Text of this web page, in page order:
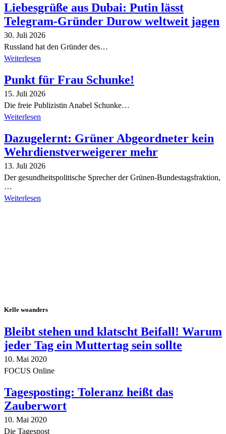
Liebesgrüße aus Dubai: Putin lässt
Telegram-Gründer Durow weltweit jagen
30. Juli 2026
Russland hat den Gründer des…
Weiterlesen
Punkt für Frau Schunke!
15. Juli 2026
Die freie Publizistin Anabel Schunke…
Weiterlesen
Dazugelernt: Grüner Abgeordneter kein
Wehrdienstverweigerer mehr
13. Juli 2026
Der gesundheitspolitische Sprecher der Grünen-Bundestagsfraktion,
…
Weiterlesen
Kelle woanders
Bleibt stehen und klatscht Beifall! Warum
jeder Tag ein Muttertag sein sollte
10. Mai 2020
FOCUS Online
Tagesposting: Toleranz heißt das
Zauberwort
10. Mai 2020
Die Tagespost